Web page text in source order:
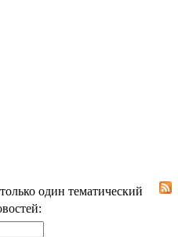
один тематический